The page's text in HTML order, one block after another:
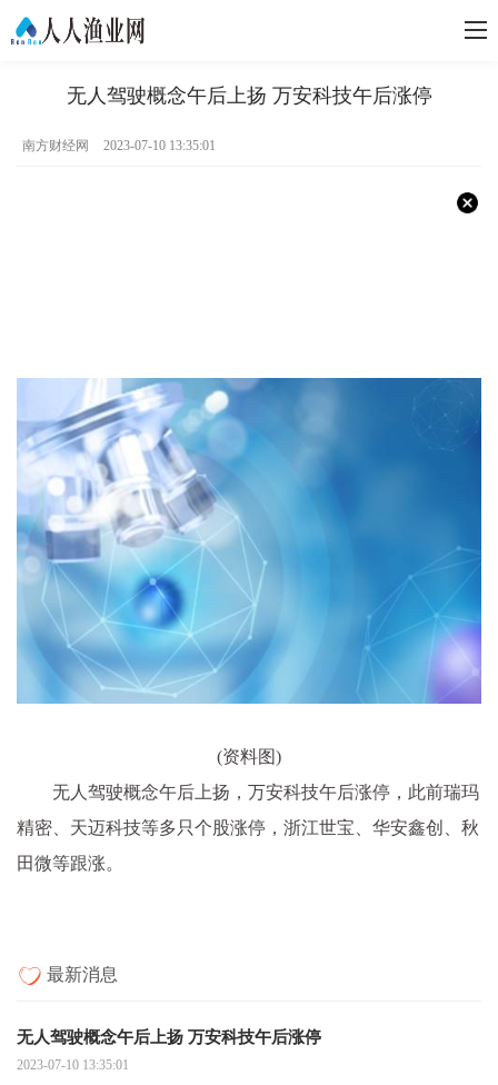
无人驾驶概念午后上扬 万安科技午后涨停
南方财经网 2023-07-10 13:35:01
(资料图)
无人驾驶概念午后上扬，万安科技午后涨停，此前瑞玛
精密、天迈科技等多只个股涨停，浙江世宝、华安鑫创、秋
田微等跟涨。
最新消息
无人驾驶概念午后上扬 万安科技午后涨停
2023-07-10 13:35:01